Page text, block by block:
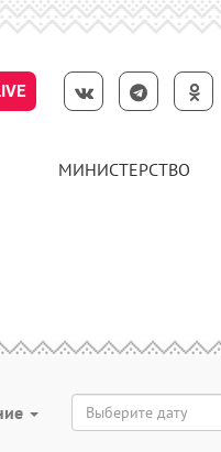
МИНИСТЕРСТВО